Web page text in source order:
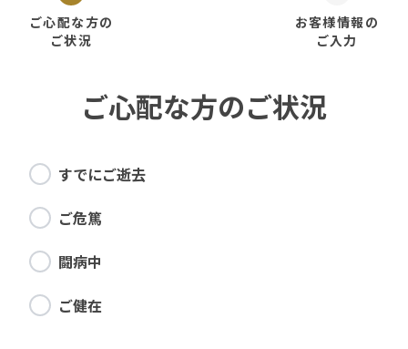
ご心配な方の
ご状況
お客様情報の
ご入力
ご心配な方のご状況
すでにご逝去
ご危篤
闘病中
ご健在